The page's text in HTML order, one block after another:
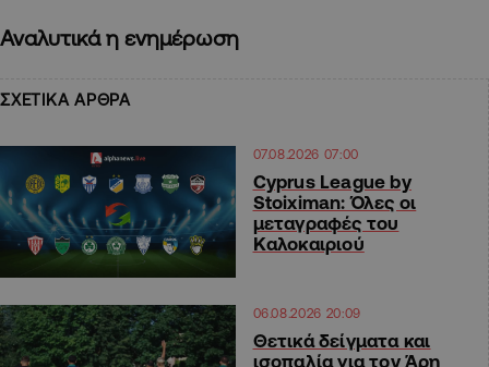
Αναλυτικά η ενημέρωση
ΣΧΕΤΙΚΑ ΑΡΘΡΑ
07.08.2026 07:00
Cyprus League by
Stoiximan: Όλες οι
μεταγραφές του
Καλοκαιριού
06.08.2026 20:09
Θετικά δείγματα και
ισοπαλία για τον Άρη